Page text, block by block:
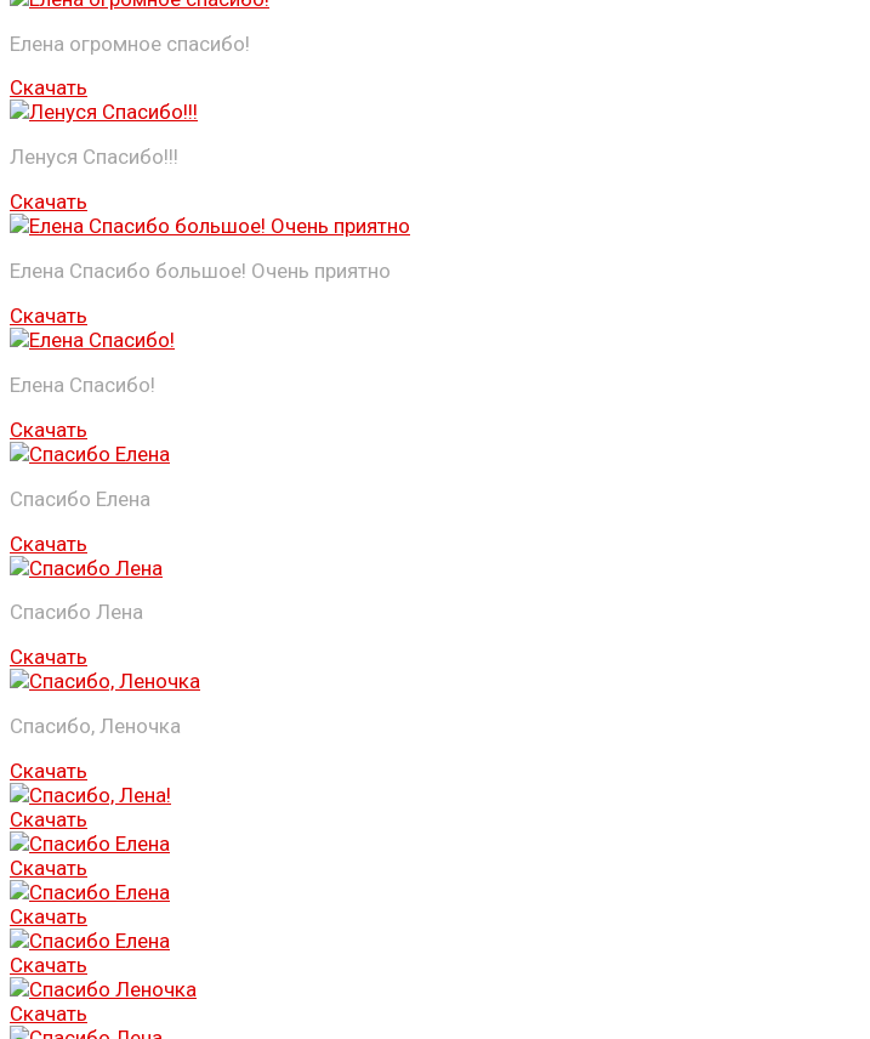
Елена огромное спасибо!
Скачать
Ленуся Спасибо!!!
Скачать
Елена Спасибо большое! Очень приятно
Скачать
Елена Спасибо!
Скачать
Спасибо Елена
Скачать
Спасибо Лена
Скачать
Спасибо, Леночка
Скачать
Скачать
Скачать
Скачать
Скачать
Скачать